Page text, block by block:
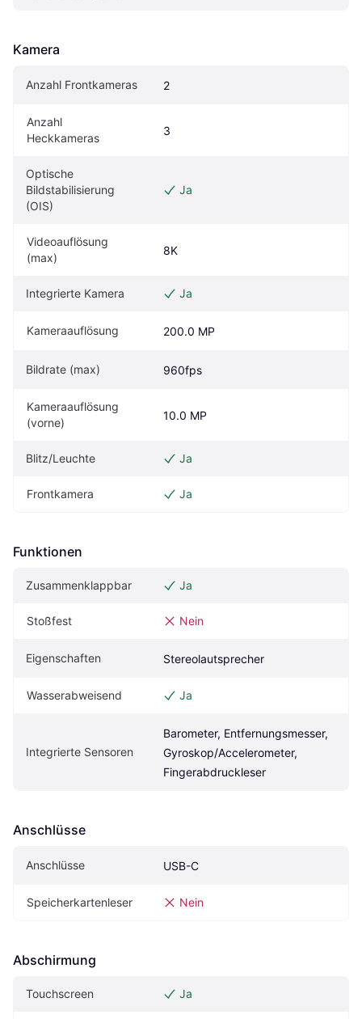
Kamera
Anzahl Frontkameras 2
Anzahl
Heckkameras
3
Optische
Bildstabilisierung
(OIS)
Ja
Videoauflösung
(max)
8K
Integrierte Kamera Ja
Kameraauflösung 200.0 MP
Bildrate (max) 960fps
Kameraauflösung
(vorne)
10.0 MP
Blitz/Leuchte Ja
Frontkamera Ja
Funktionen
Zusammenklappbar Ja
Stoßfest Nein
Eigenschaften Stereolautsprecher
Wasserabweisend Ja
Integrierte Sensoren
Barometer, Entfernungsmesser,
Gyroskop/Accelerometer,
Fingerabdruckleser
Anschlüsse
Anschlüsse USB-C
Speicherkartenleser Nein
Abschirmung
Touchscreen Ja